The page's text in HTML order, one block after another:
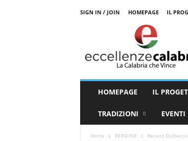
SIGN IN / JOIN HOMEPAGE IL
HOMEPAGE IL
TRADIZIONI EVENTI
Home PERSONE Renato Dulbecco